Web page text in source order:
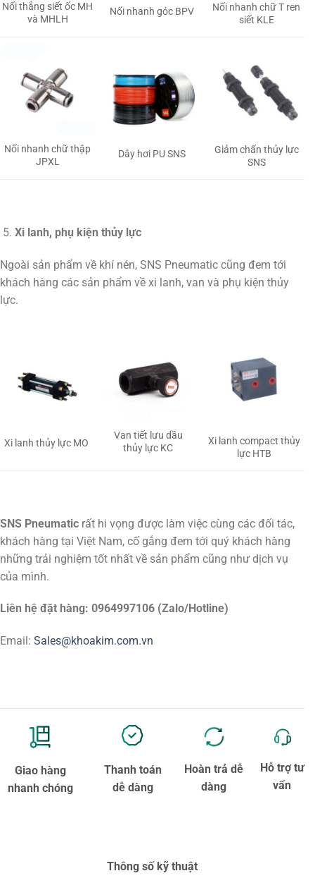
Nối thẳng siết ốc MH
và MHLH
Nối nhanh góc BPV
Nối nhanh chữ T ren
siết KLE
Nối nhanh chữ thập
JPXL
Dây hơi PU SNS
Giảm chấn thủy lực
SNS
Xi lanh, phụ kiện thủy lực
Ngoài sản phẩm về khí nén, SNS Pneumatic cũng đem tới
khách hàng các sản phẩm về xi lanh, van và phụ kiện thủy
lực.
Xi lanh thủy lực MO
Van tiết lưu dầu
thủy lực KC
Xi lanh compact thủy
lực HTB
SNS Pneumatic rất hi vọng được làm việc cùng các đối tác,
khách hàng tại Việt Nam, cố gắng đem tới quý khách hàng
những trải nghiệm tốt nhất về sản phẩm cũng như dịch vụ
của mình.
Liên hệ đặt hàng: 0964997106 (Zalo/Hotline)
Email: Sales@khoakim.com.vn
Giao hàng
nhanh chóng
Thanh toán
dễ dàng
Hoàn trả dễ
dàng
Hỗ trợ tư
vấn
Thông số kỹ thuật